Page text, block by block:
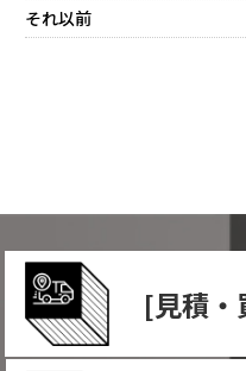
それ以前
[⾒積・